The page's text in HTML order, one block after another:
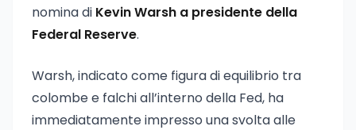
nomina di Kevin Warsh a presidente della
Federal Reserve.
Warsh, indicato come figura di equilibrio tra
colombe e falchi all’interno della Fed, ha
immediatamente impresso una svolta alle